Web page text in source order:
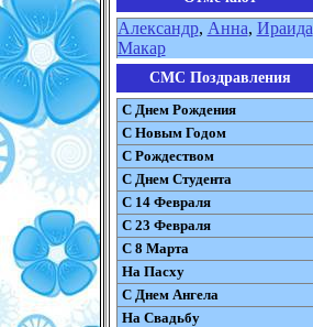
Александр, Анна, Ираида
Макар
СМС Поздравления
С Днем Рождения
С Новым Годом
С Рождеством
C Днем Студента
С 14 Февраля
С 23 Февраля
С 8 Марта
На Пасху
C Днем Ангела
На Свадьбу